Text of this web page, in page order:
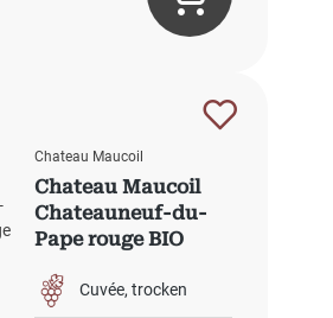
Chateau Maucoil
Chateau Maucoil
Chateauneuf-du-
Pape rouge BIO
Cuvée trocken